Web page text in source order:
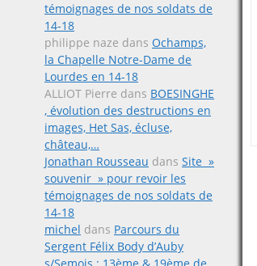
témoignages de nos soldats de
14-18
philippe naze dans Ochamps,
la Chapelle Notre-Dame de
Lourdes en 14-18
ALLIOT Pierre dans BOESINGHE
, évolution des destructions en
images, Het Sas, écluse,
château,…
Jonathan Rousseau dans Site »
souvenir » pour revoir les
témoignages de nos soldats de
14-18
michel dans Parcours du
Sergent Félix Body d’Auby